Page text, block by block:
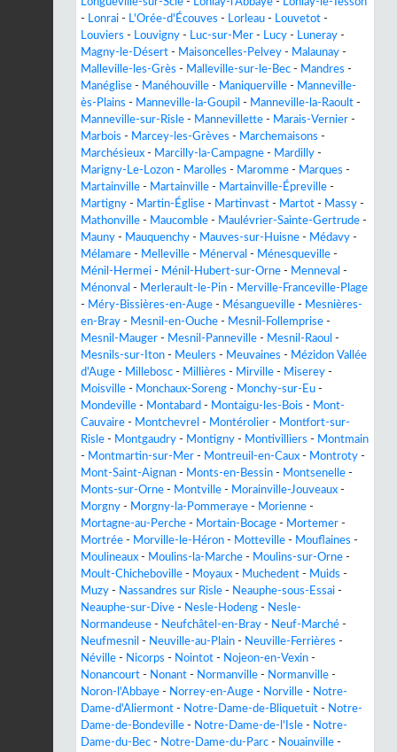
- Lonrai - L'Orée-d'Écouves - Lorleau - Louvetot -
Louviers - Louvigny - Luc-sur-Mer - Lucy - Luneray -
Magny-le-Désert - Maisoncelles-Pelvey - Malaunay -
Malleville-les-Grès - Malleville-sur-le-Bec - Mandres -
Manéglise - Manéhouville - Maniquerville - Manneville-
ès-Plains - Manneville-la-Goupil - Manneville-la-Raoult -
Manneville-sur-Risle - Mannevillette - Marais-Vernier -
Marbois - Marcey-les-Grèves - Marchemaisons -
Marchésieux - Marcilly-la-Campagne - Mardilly -
Marigny-Le-Lozon - Marolles - Maromme - Marques -
Martainville - Martainville - Martainville-Épreville -
Martigny - Martin-Église - Martinvast - Martot - Massy -
Mathonville - Maucomble - Maulévrier-Sainte-Gertrude -
Mauny - Mauquenchy - Mauves-sur-Huisne - Médavy -
Mélamare - Melleville - Ménerval - Ménesqueville -
Ménil-Hermei - Ménil-Hubert-sur-Orne - Menneval -
Ménonval - Merlerault-le-Pin - Merville-Franceville-Plage
- Méry-Bissières-en-Auge - Mésangueville - Mesnières-
en-Bray - Mesnil-en-Ouche - Mesnil-Follemprise -
Mesnil-Mauger - Mesnil-Panneville - Mesnil-Raoul -
Mesnils-sur-Iton - Meulers - Meuvaines - Mézidon Vallée
d'Auge - Millebosc - Millières - Mirville - Miserey -
Moisville - Monchaux-Soreng - Monchy-sur-Eu -
Mondeville - Montabard - Montaigu-les-Bois - Mont-
Cauvaire - Montchevrel - Montérolier - Montfort-sur-
Risle - Montgaudry - Montigny - Montivilliers - Montmain
- Montmartin-sur-Mer - Montreuil-en-Caux - Montroty -
Mont-Saint-Aignan - Monts-en-Bessin - Montsenelle -
Monts-sur-Orne - Montville - Morainville-Jouveaux -
Morgny - Morgny-la-Pommeraye - Morienne -
Mortagne-au-Perche - Mortain-Bocage - Mortemer -
Mortrée - Morville-le-Héron - Motteville - Mouflaines -
Moulineaux - Moulins-la-Marche - Moulins-sur-Orne -
Moult-Chicheboville - Moyaux - Muchedent - Muids -
Muzy - Nassandres sur Risle - Neauphe-sous-Essai -
Neauphe-sur-Dive - Nesle-Hodeng - Nesle-
Normandeuse - Neufchâtel-en-Bray - Neuf-Marché -
Neufmesnil - Neuville-au-Plain - Neuville-Ferrières -
Néville - Nicorps - Nointot - Nojeon-en-Vexin -
Nonancourt - Nonant - Normanville - Normanville -
Noron-l'Abbaye - Norrey-en-Auge - Norville - Notre-
Dame-d'Aliermont - Notre-Dame-de-Bliquetuit - Notre-
Dame-de-Bondeville - Notre-Dame-de-l'Isle - Notre-
Dame-du-Bec - Notre-Dame-du-Parc - Nouainville -